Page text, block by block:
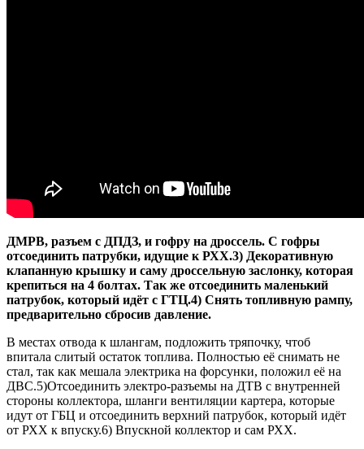
ДМРВ, разъем с ДПДЗ, и гофру на дроссель. C гофры
отсоединить патрубки, идущие к РХХ.3) Декоративную
клапанную крышку и саму дроссельную заслонку, которая
крепиться на 4 болтах. Так же отсоединить маленький
патрубок, который идёт с ГТЦ.4) Снять топливную рампу,
предварительно сбросив давление.
В местах отвода к шлангам, подложить тряпочку, чтоб
впитала слитый остаток топлива. Полностью её снимать не
стал, так как мешала электрика на форсунки, положил её на
ДВС.5)Отсоединить электро-разъемы на ДТВ с внутренней
стороны коллектора, шланги вентиляции картера, которые
идут от ГБЦ и отсоединить верхний патрубок, который идёт
от РХХ к впуску.6) Впускной коллектор и сам РХХ.